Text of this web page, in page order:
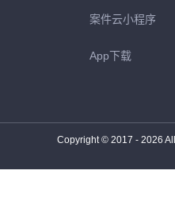
案件云小程序
App下载
Copyright © 2017 - 2026